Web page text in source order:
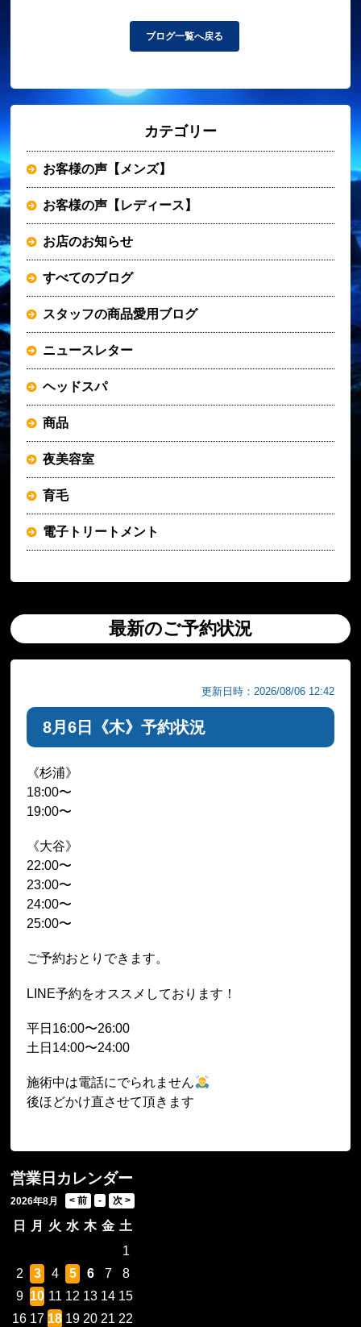
ブログ一覧へ戻る
カテゴリー
お客様の声【メンズ】
お客様の声【レディース】
お店のお知らせ
すべてのブログ
スタッフの商品愛用ブログ
ニュースレター
ヘッドスパ
商品
夜美容室
育毛
電子トリートメント
最新のご予約状況
更新日時：2026/08/06 12:42
8月6日《木》予約状況
《杉浦》
18:00〜
19:00〜
《大谷》
22:00〜
23:00〜
24:00〜
25:00〜
ご予約おとりできます。
LINE予約をオススメしております！
平日16:00〜26:00
土日14:00〜24:00
施術中は電話にでられません
後ほどかけ直させて頂きます
営業日カレンダー
2026年8月
日 月 火 水 木 金 土
1
2
3 4 5 6 7
8
9 10 11 12 13 14 15
16 17 18 19 20 21 22